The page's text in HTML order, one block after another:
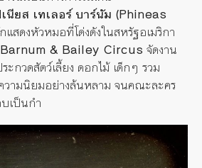
นียส เทเลอร์ บาร์นัม (Phineas
แสดงหัวหมอที่โด่งดังในสหรัฐอเมริกา
& Bailey Circus จัดงาน
กวดสัตว์เลี้ยง ดอกไม้ เด็กๆ รวม
ความนิยมอย่างล้นหลาม จนคณะละคร
เป็นกำ